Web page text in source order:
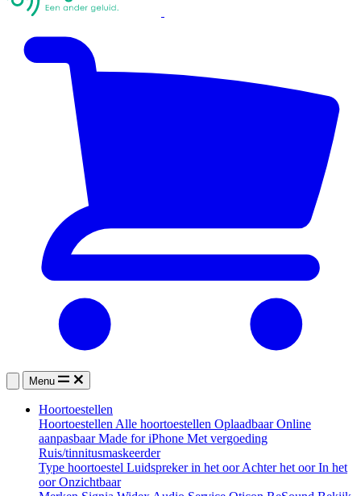
Menu
Hoortoestellen
Hoortoestellen Alle hoortoestellen OplaadbaarOnline
aanpasbaarMade for iPhone Met vergoeding
Ruis/tinnitusmaskeerder
Type hoortoestel Luidspreker in het oorAchter het oorIn het
oorOnzichtbaar